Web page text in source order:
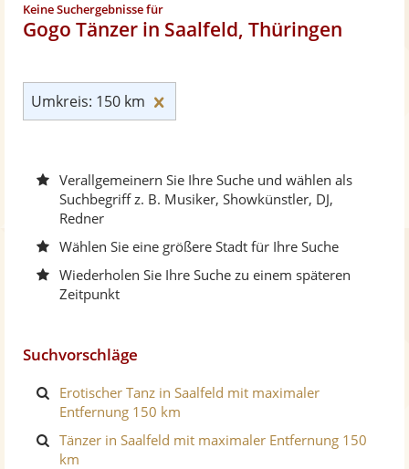
Keine Suchergebnisse für
Gogo Tänzer in Saalfeld, Thüringen
Umkreis: 150 km
Verallgemeinern Sie Ihre Suche und wählen als
Suchbegriff z. B. Musiker, Showkünstler, DJ,
Redner
Wählen Sie eine größere Stadt für Ihre Suche
Wiederholen Sie Ihre Suche zu einem späteren
Zeitpunkt
Suchvorschläge
Erotischer Tanz in Saalfeld mit maximaler
Entfernung 150 km
Tänzer in Saalfeld mit maximaler Entfernung 150
km